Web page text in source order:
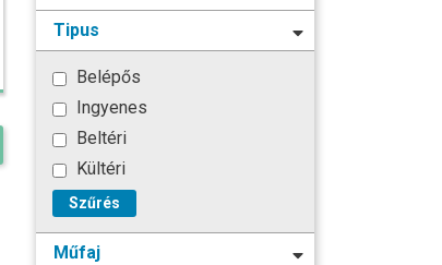
Tipus
Belépős
Ingyenes
Beltéri
Kültéri
Szűrés
Műfaj